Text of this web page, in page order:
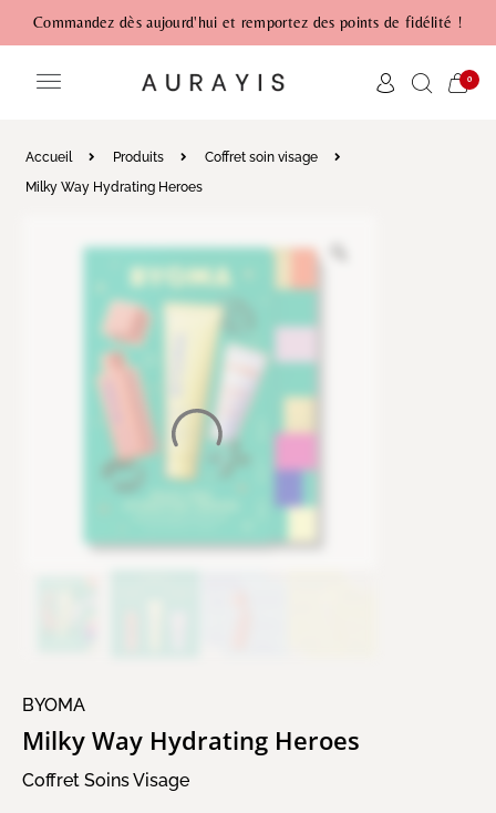
Commandez dès aujourd'hui et remportez des points de fidélité !
0
Accueil Produits
Coffret soin visage
Milky Way Hydrating Heroes
BYOMA
Milky Way Hydrating Heroes
Coffret Soins Visage